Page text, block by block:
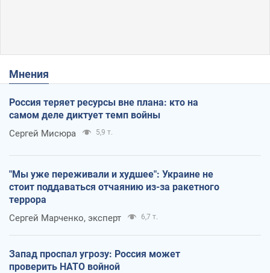
Мнения
Россия теряет ресурсы вне плана: кто на
самом деле диктует темп войны
Сергей Мисюра 5,9 т.
"Мы уже переживали и худшее": Украине не
стоит поддаваться отчаянию из-за ракетного
террора
Сергей Марченко, эксперт 6,7 т.
Запад проспал угрозу: Россия может
проверить НАТО войной